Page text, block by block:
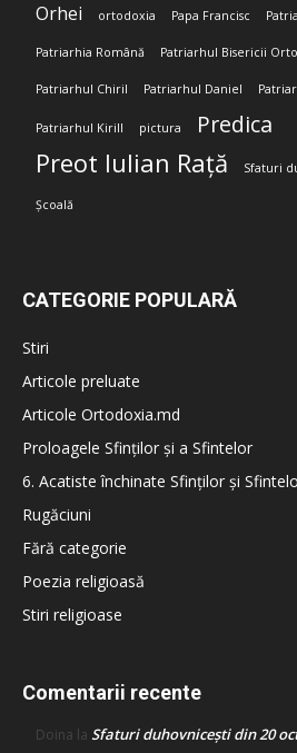
Orhei ortodoxia Papa Francisc
Patriarhia Română Patriarhul Bisericii
Patriarhul Chiril Patriarhul Daniel
Patriarhul Kirill pictura Predica
Preot Iulian Rață Sfaturi
Școală
CATEGORIE POPULARĂ
Stiri
Articole preluate
Articole Ortodoxia.md
Proloagele Sfinților și a Sfintelor
6. Acatiste închinate Sfinților și
Rugăciuni
Fără categorie
Poezia religioasă
Stiri religioase
Comentarii recente
Doina la Sfaturi duhovnicești din 20